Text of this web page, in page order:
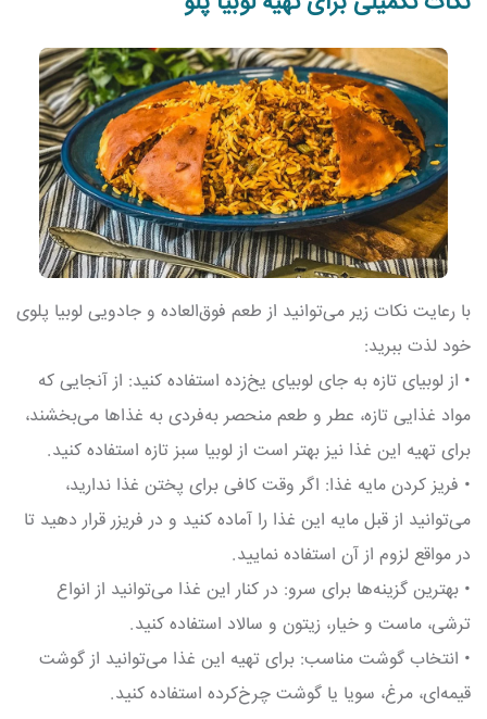
با رعایت نکات زیر می‌توانید از طعم فوق‌العاده و جادویی لوبیا پلوی
خود لذت ببرید:
• از لوبیای تازه به جای لوبیای یخ‌زده استفاده کنید: از آنجایی که
مواد غذایی تازه، عطر و طعم منحصر به‌فردی به غذاها می‌بخشند،
برای تهیه این غذا نیز بهتر است از لوبیا سبز تازه استفاده کنید.
• فریز کردن مایه غذا: اگر وقت کافی برای پختن غذا ندارید،
می‌توانید از قبل مایه این غذا را آماده کنید و در فریزر قرار دهید تا
در مواقع لزوم از آن استفاده نمایید.
• بهترین گزینه‌ها برای سرو: در کنار این غذا می‌توانید از انواع
ترشی، ماست و خیار، زیتون و سالاد استفاده کنید.
• انتخاب گوشت مناسب: برای تهیه این غذا می‌توانید از گوشت
قیمه‌ای، مرغ، سویا یا گوشت چرخ‌کرده استفاده کنید.